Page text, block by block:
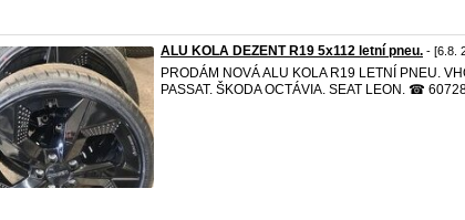
ALU KOLA DEZENT R19 5x112 letní pneu. - [6.8.
PRODÁM NOVÁ ALU KOLA R19 LETNÍ PNEU.
PASSAT. ŠKODA OCTÁVIA. SEAT LEON. ☎